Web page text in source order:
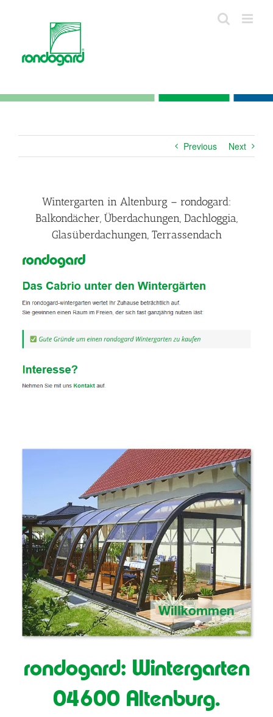
Previous Next
Wintergarten in Altenburg – rondogard:
Balkondächer, Überdachungen, Dachloggia,
Glasüberdachungen, Terrassendach
rondogard: Wintergarten
04600 Altenburg.